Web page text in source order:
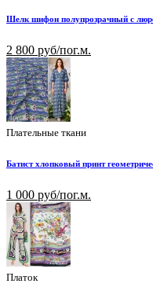
Шелк шифон полупрозрачный с
2 800 руб/пог.м.
Плательные ткани
Батист хлопковый принт
1 000 руб/пог.м.
Платок